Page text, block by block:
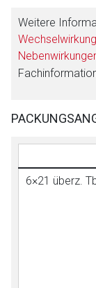
Weitere
6×21 überz.